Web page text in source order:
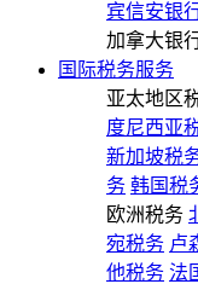
宾信安银
加拿大银
国际税务服务
亚太地区
度尼西亚
新加坡税
务 韩国税
欧洲税务
宛税务 卢
他税务 法